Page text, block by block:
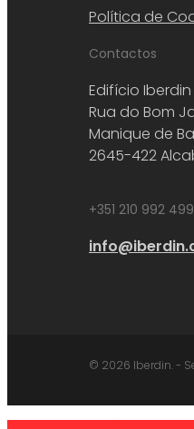
Política de
Contactos
Edifício Iberdin
Rua do Bom
Manique de
2645-422
+351 210 992 499
© 2026 Iberdin. -